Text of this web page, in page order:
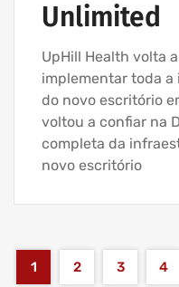
Unlimited
UpHill Health volta
implementar toda
do novo escritório
voltou a confiar na
completa da
novo escritório
1 2 3 4